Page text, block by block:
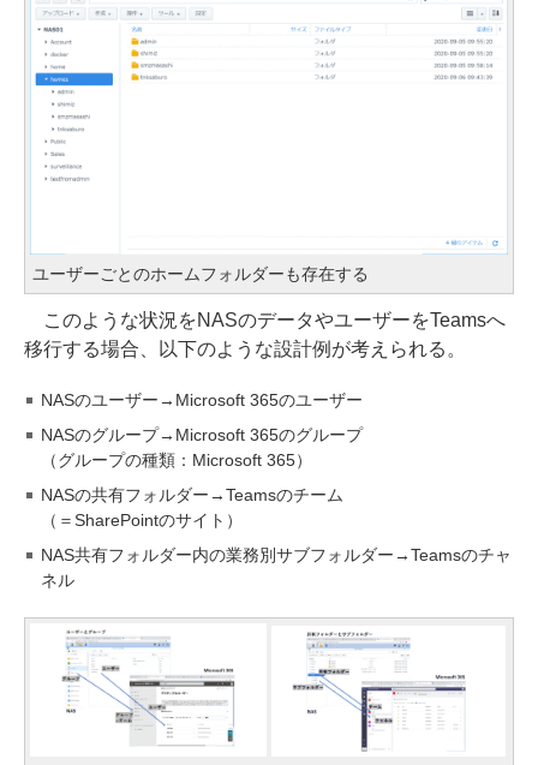
ユーザーごとのホームフォルダーも存在する
このような状況をNASのデータやユーザーをTeamsへ
移行する場合、以下のような設計例が考えられる。
NASのユーザー→Microsoft 365のユーザー
NASのグループ→Microsoft 365のグループ
（グループの種類：Microsoft 365）
NASの共有フォルダー→Teamsのチーム
（＝SharePointのサイト）
NAS共有フォルダー内の業務別サブフォルダー→Teamsのチャ
ネル